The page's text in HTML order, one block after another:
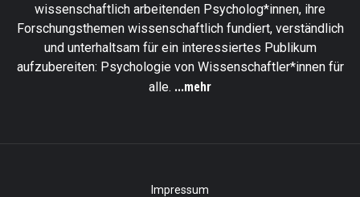
wissenschaftlich arbeitenden Psycholog*innen, ihre
Forschungsthemen wissenschaftlich fundiert, verständlich
und unterhaltsam für ein interessiertes Publikum
aufzubereiten: Psychologie von Wissenschaftler*innen für
alle. ...mehr
Impressum